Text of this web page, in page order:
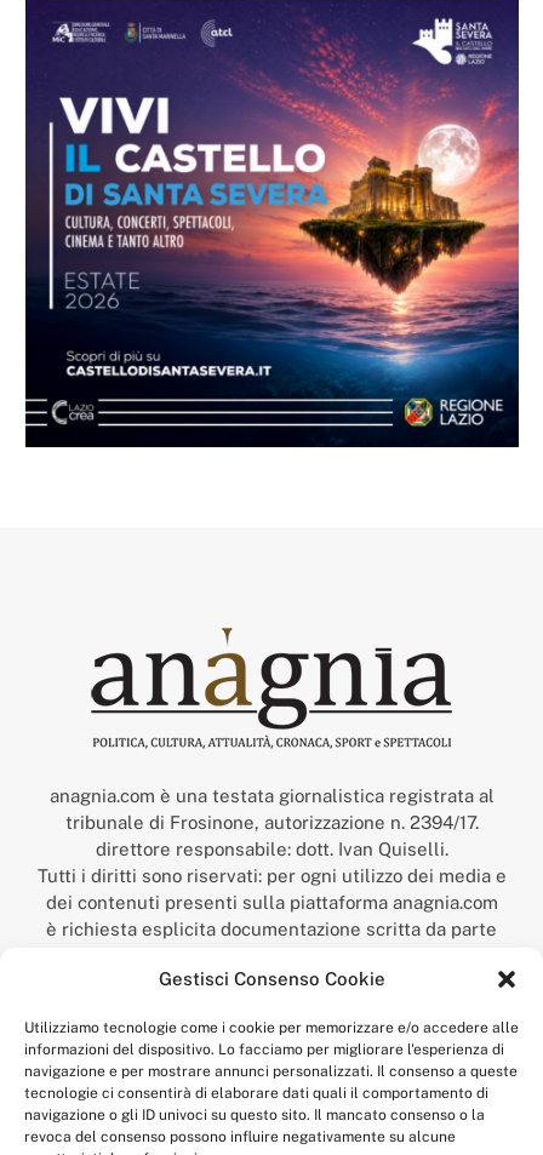
Gestisci Consenso Cookie
Utilizziamo tecnologie come i cookie per memorizzare e/o accedere alle
informazioni del dispositivo. Lo facciamo per migliorare l'esperienza di
navigazione e per mostrare annunci personalizzati. Il consenso a queste
tecnologie ci consentirà di elaborare dati quali il comportamento di
navigazione o gli ID univoci su questo sito. Il mancato consenso o la
revoca del consenso possono influire negativamente su alcune
anagnia.com è una testata giornalistica registrata al
tribunale di Frosinone, autorizzazione n. 2394/17.
direttore responsabile: dott. Ivan Quiselli.
Tutti i diritti sono riservati: per ogni utilizzo dei media e
dei contenuti presenti sulla piattaforma anagnia.com
è richiesta esplicita documentazione scritta da parte
“Anagnia” è un marchio registrato presso l’Ufficio Italiano
Economico,
num. registrazione: 302017000014044 del 9 febbraio 2017.
Per contatti:redazione@anagnia.com